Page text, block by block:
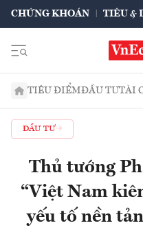
CHỨNG KHOÁN TIÊU &
TIÊU ĐIỂMĐẦU TƯTÀI
ĐẦU TƯ
Thủ tướng
“Việt Nam
yếu tố nền